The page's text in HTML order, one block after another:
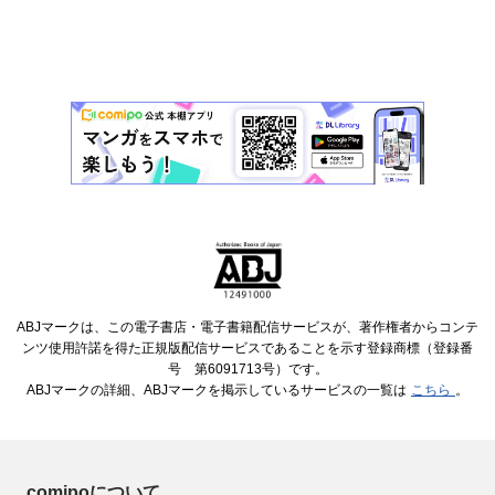
ABJマークは、この電子書店・電子書籍配信サービスが、著作権者からコンテ
ンツ使用許諾を得た正規版配信サービスであることを示す登録商標（登録番
号 第6091713号）です。
ABJマークの詳細、ABJマークを掲示しているサービスの一覧は こちら 。